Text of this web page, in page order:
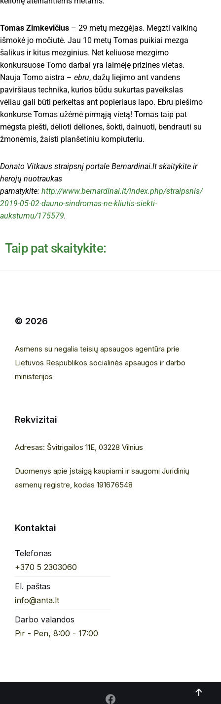
Tomas Zimkevičius – 29 metų mezgėjas. Megzti vaikiną
išmokė jo močiutė. Jau 10 metų Tomas puikiai mezga
šalikus ir kitus mezginius. Net keliuose mezgimo
konkursuose Tomo darbai yra laimėję prizines vietas.
Nauja Tomo aistra – ebru, dažų liejimo ant vandens
paviršiaus technika, kurios būdu sukurtas paveikslas
vėliau gali būti perkeltas ant popieriaus lapo. Ebru piešimo
konkurse Tomas užėmė pirmąją vietą! Tomas taip pat
mėgsta piešti, dėlioti dėliones, šokti, dainuoti, bendrauti su
žmonėmis, žaisti planšetiniu kompiuteriu.
Donato Vitkaus straipsnį portale Bernardinai.lt skaitykite ir
herojų nuotraukas
pamatykite: http://www.bernardinai.lt/index.php/straipsnis/
2019-05-02-dauno-sindromas-ne-kliutis-siekti-
aukstumu/175579.
Taip pat skaitykite:
© 2026
Asmens su negalia teisių apsaugos agentūra prie
Lietuvos Respublikos socialinės apsaugos ir darbo
ministerijos
Rekvizitai
Adresas: Švitrigailos 11E, 03228 Vilnius
Duomenys apie įstaigą kaupiami ir saugomi Juridinių
asmenų registre, kodas 191676548
Kontaktai
Telefonas
+370 5 2303060
El. paštas
info@anta.lt
Darbo valandos
Pir - Pen, 8:00 - 17:00